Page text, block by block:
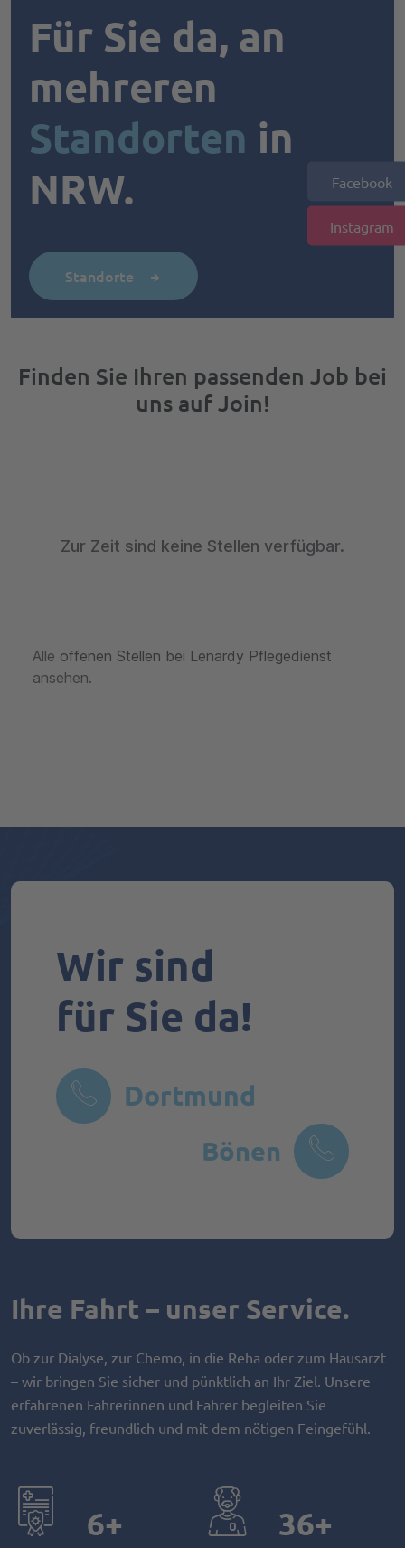
Facebook
Instagram
Für Sie da, an
mehreren
Standorten in
NRW.
Standorte
Finden Sie Ihren passenden Job bei
uns auf Join!
Zur Zeit sind keine Stellen verfügbar.
Alle offenen Stellen bei Lenardy Pflegedienst
ansehen.
Wir sind
für Sie da!
Dortmund
Bönen
Ihre Fahrt – unser Service.
Ob zur Dialyse, zur Chemo, in die Reha oder zum Hausarzt
– wir bringen Sie sicher und pünktlich an Ihr Ziel. Unsere
erfahrenen Fahrerinnen und Fahrer begleiten Sie
zuverlässig, freundlich und mit dem nötigen Feingefühl.
6 36